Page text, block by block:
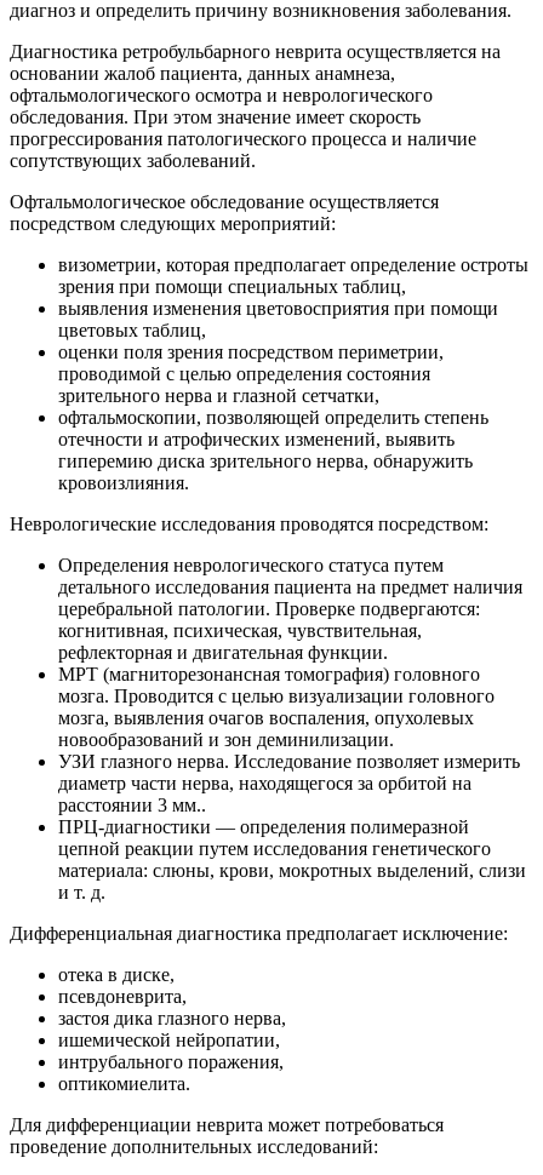
диагноз и определить причину возникновения заболевания.
Диагностика ретробульбарного неврита осуществляется на
основании жалоб пациента, данных анамнеза,
офтальмологического осмотра и неврологического
обследования. При этом значение имеет скорость
прогрессирования патологического процесса и наличие
сопутствующих заболеваний.
Офтальмологическое обследование осуществляется
посредством следующих мероприятий:
визометрии, которая предполагает определение остроты
зрения при помощи специальных таблиц,
выявления изменения цветовосприятия при помощи
цветовых таблиц,
оценки поля зрения посредством периметрии,
проводимой с целью определения состояния
зрительного нерва и глазной сетчатки,
офтальмоскопии, позволяющей определить степень
отечности и атрофических изменений, выявить
гиперемию диска зрительного нерва, обнаружить
кровоизлияния.
Неврологические исследования проводятся посредством:
Определения неврологического статуса путем
детального исследования пациента на предмет наличия
церебральной патологии. Проверке подвергаются:
когнитивная, психическая, чувствительная,
рефлекторная и двигательная функции.
МРТ (магниторезонансная томография) головного
мозга. Проводится с целью визуализации головного
мозга, выявления очагов воспаления, опухолевых
новообразований и зон деминилизации.
УЗИ глазного нерва. Исследование позволяет измерить
диаметр части нерва, находящегося за орбитой на
расстоянии 3 мм..
ПРЦ-диагностики — определения полимеразной
цепной реакции путем исследования генетического
материала: слюны, крови, мокротных выделений, слизи
и т. д.
Дифференциальная диагностика предполагает исключение:
отека в диске,
псевдоневрита,
застоя дика глазного нерва,
ишемической нейропатии,
интрубального поражения,
оптикомиелита.
Для дифференциации неврита может потребоваться
проведение дополнительных исследований: